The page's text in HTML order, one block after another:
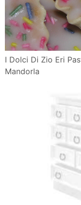
I Dolci Di Zio Eri
Mandorla